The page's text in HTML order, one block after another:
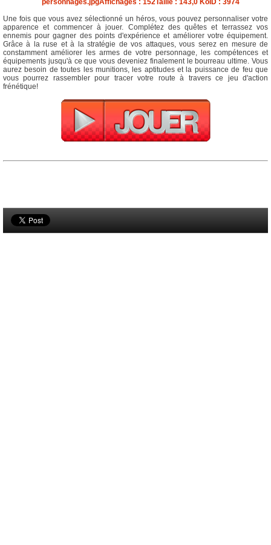
Une fois que vous avez sélectionné un héros, vous pouvez personnaliser votre
apparence et commencer à jouer. Complétez des quêtes et terrassez vos
ennemis pour gagner des points d'expérience et améliorer votre équipement.
Grâce à la ruse et à la stratégie de vos attaques, vous serez en mesure de
constamment améliorer les armes de votre personnage, les compétences et
équipements jusqu'à ce que vous deveniez finalement le bourreau ultime. Vous
aurez besoin de toutes les munitions, les aptitudes et la puissance de feu que
vous pourrez rassembler pour tracer votre route à travers ce jeu d'action
frénétique!